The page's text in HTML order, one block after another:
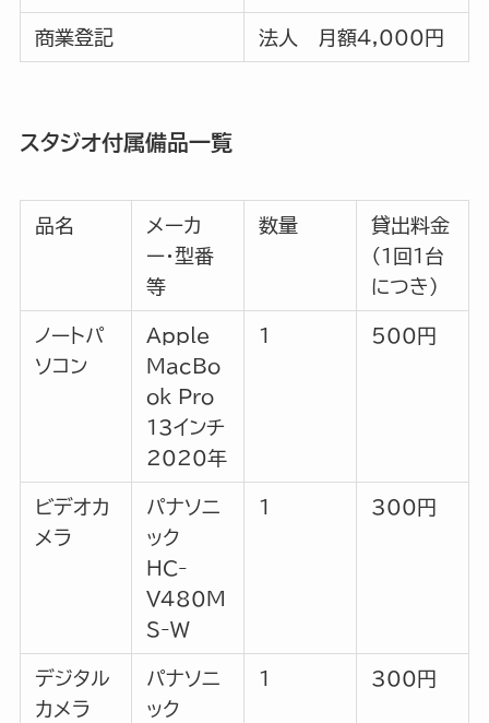
商業登記 法人 月額4,000円
スタジオ付属備品一覧
品名
メーカ
ー・型番
等
数量
貸出料金
（1回１台
につき）
ノートパ
ソコン
Apple
MacBo
ok Pro
13インチ
2020年
1 500円
ビデオカ
メラ
パナソニ
ック
HC-
V480M
S-W
1 300円
デジタル
カメラ
パナソニ
ック
1 300円